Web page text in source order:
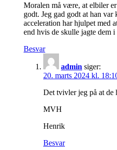
Moralen må være, at elbiler
godt. Jeg gad godt at han
acceleration har hjulpet med
end hvis de skulle jagte dem
Besvar
admin siger:
20. marts 2024 kl.
Det tvivler jeg på at de
MVH
Henrik
Besvar